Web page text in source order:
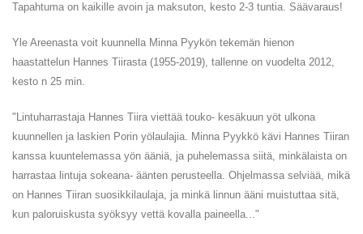
Tapahtuma on kaikille avoin ja maksuton, kesto 2-3 tuntia. Säävaraus!
Yle Areenasta voit kuunnella Minna Pyykön tekemän hienon
haastattelun Hannes Tiirasta (1955-2019), tallenne on vuodelta 2012,
kesto n 25 min.
"Lintuharrastaja Hannes Tiira viettää touko- kesäkuun yöt ulkona
kuunnellen ja laskien Porin yölaulajia. Minna Pyykkö kävi Hannes Tiiran
kanssa kuuntelemassa yön ääniä, ja puhelemassa siitä, minkälaista on
harrastaa lintuja sokeana- äänten perusteella. Ohjelmassa selviää, mikä
on Hannes Tiiran suosikkilaulaja, ja minkä linnun ääni muistuttaa sitä,
kun paloruiskusta syöksyy vettä kovalla paineella..."